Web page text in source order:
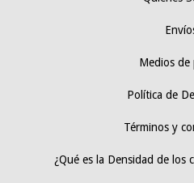
Medios de
Política de
Términos y
¿Qué es la Densidad de los